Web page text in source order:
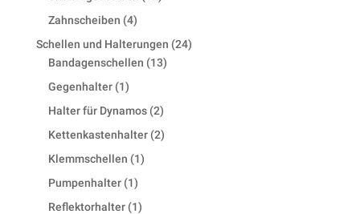
Zahnscheiben 44
products
Schellen und Halterungen 2424
Bandagenschellen 1313
Gegenhalter 11
product
Halter für Dynamos 22
products
Kettenkastenhalter 22
Klemmschellen 11
Pumpenhalter 11
product
Reflektorhalter 11